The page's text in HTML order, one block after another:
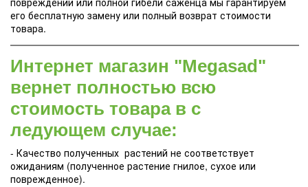
его бесплатную замену или полный возврат стоимости
товара.
Интернет магазин "Megasad"
вернет полностью всю
стоимость товара в с
ледующем случае:
- Качество полученных растений не соответствует
ожиданиям (полученное растение гнилое, сухое или
поврежденное).